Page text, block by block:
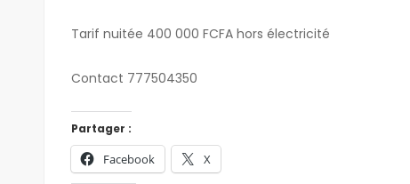
Tarif nuitée 400 000 FCFA hors électricité
Contact 777504350
Partager :
Facebook X